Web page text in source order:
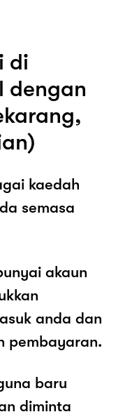
di
dengan
kaedah
semasa
akaun
anda dan
pembayaran.
baru
diminta